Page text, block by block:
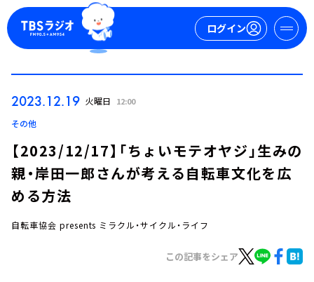
ログイン
2023.12.19 火曜日 12:00
その他
【2023/12/17】「ちょいモテオヤジ」生みの
親・岸田一郎さんが考える自転車文化を広
める方法
自転車協会 presents ミラクル・サイクル・ライフ
この記事をシェア